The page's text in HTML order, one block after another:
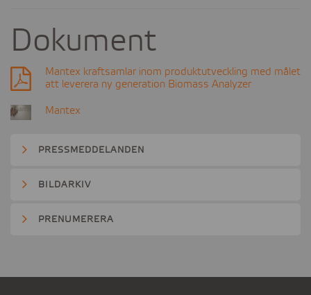
Dokument
Mantex kraftsamlar inom produktutveckling med målet
att leverera ny generation Biomass Analyzer
Mantex
PRESSMEDDELANDEN
BILDARKIV
PRENUMERERA